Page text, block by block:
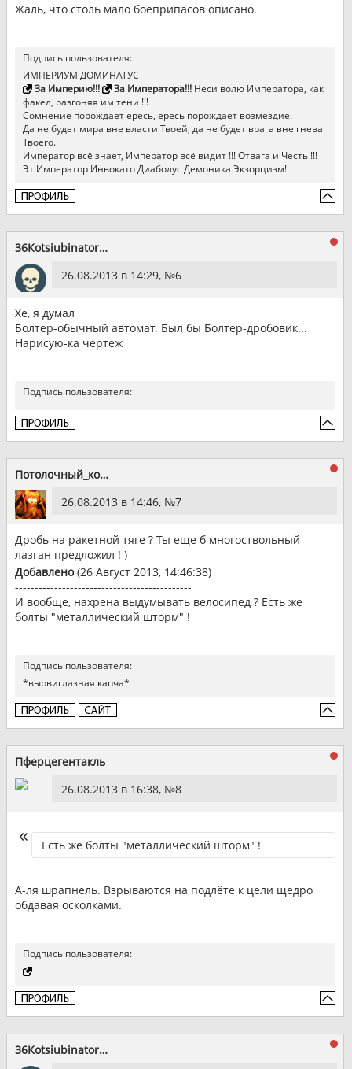
Жаль, что столь мало боеприпасов описано.
Подпись пользователя:
ИМПЕРИУМ ДОМИНАТУС
За Империю!!!
За Императора!!!Неси волю Императора, как
факел, разгоняя им тени !!!
Сомнение порождает ересь, ересь порождает возмездие.
Да не будет мира вне власти Твоей, да не будет врага вне гнева
Твоего.
Император всё знает, Император всё видит !!! Отвага и Честь !!!
Эт Император Инвокато Диаболус Демоника Экзорцизм!
36Kotsiubinator36
26.08.2013 в 14:29, №6
Хе, я думал
Болтер-обычный автомат. Был бы Болтер-дробовик...
Нарисую-ка чертеж
Подпись пользователя:
Потолочный_котэ
26.08.2013 в 14:46, №7
Дробь на ракетной тяге ? Ты еще б многоствольный
лазган предложил ! )
Добавлено(26 Август 2013, 14:46:38)
---------------------------------------------
И вообще, нахрена выдумывать велосипед ? Есть же
болты "металлический шторм" !
Подпись пользователя:
*вырвиглазная капча*
Пферцегентакль
26.08.2013 в 16:38, №8
Есть же болты "металлический шторм" !
А-ля шрапнель. Взрываются на подлёте к цели щедро
обдавая осколками.
Подпись пользователя:
36Kotsiubinator36